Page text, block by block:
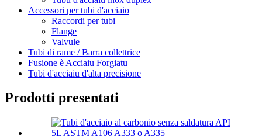
Accessori per tubi d'acciaio
Raccordi per tubi
Flange
Valvule
Tubi di rame / Barra collettrice
Fusione è Acciaiu Forgiatu
Tubi d'acciaiu d'alta precisione
Prodotti presentati